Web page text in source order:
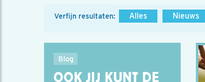
Verfijn resultaten: Alles Nieuws
Blog
OOK JIJ KUNT DE